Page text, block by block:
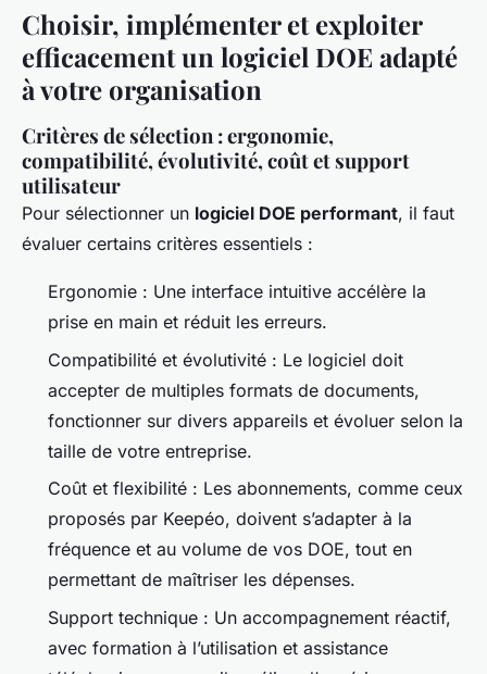
Choisir, implémenter et exploiter
efficacement un logiciel DOE adapté
à votre organisation
Critères de sélection : ergonomie,
compatibilité, évolutivité, coût et support
utilisateur
Pour sélectionner un logiciel DOE performant, il faut
évaluer certains critères essentiels :
Ergonomie : Une interface intuitive accélère la
prise en main et réduit les erreurs.
Compatibilité et évolutivité : Le logiciel doit
accepter de multiples formats de documents,
fonctionner sur divers appareils et évoluer selon la
taille de votre entreprise.
Coût et flexibilité : Les abonnements, comme ceux
proposés par Keepéo, doivent s’adapter à la
fréquence et au volume de vos DOE, tout en
permettant de maîtriser les dépenses.
Support technique : Un accompagnement réactif,
avec formation à l’utilisation et assistance